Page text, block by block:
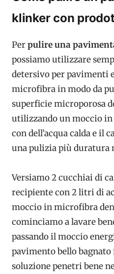
klinker con
Perpulire una
possiamo utilizzare
detersivo per pavimenti
microfibra in modo da
superficie microporosa
utilizzando un moccio
con dell’acqua calda e il
una pulizia più duratura
Versiamo 2 cucchiai di
recipiente con 2 litri di
moccio in microfibra
cominciamo a lavare
passando il moccio
pavimento bello bagnato
soluzione penetri bene